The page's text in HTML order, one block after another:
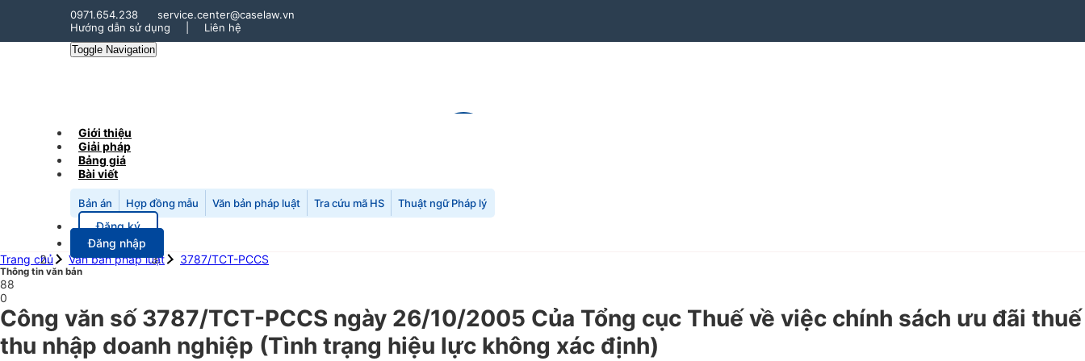
0971.654.238
service.center@caselaw.vn
Hướng dẫn sử dụng
Liên hệ
Toggle Navigation
Giới thiệu
Giải pháp
Bảng giá
Bài viết
Bản án Hợp đồng mẫu Văn bản pháp luật Tra cứu mã HS Thuật ngữ Pháp lý
Đăng ký
Đăng nhập
Trang chủ
Văn bản pháp luật 3787/TCT-PCCS
Thông tin văn bản
88
0
Công văn số 3787/TCT-PCCS ngày 26/10/2005 Của Tổng cục Thuế về việc chính sách ưu đãi thuế
thu nhập doanh nghiệp (Tình trạng hiệu lực không xác định)